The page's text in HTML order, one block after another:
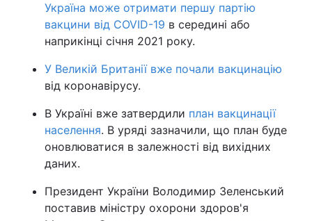
Україна може отримати першу партію
вакцини від COVID-19 в середині або
наприкінці січня 2021 року.
У Великій Британії вже почали вакцинацію
від коронавірусу.
В Україні вже затвердили план вакцинації
населення. В уряді зазначили, що план буде
оновлюватися в залежності від вихідних
даних.
Президент України Володимир Зеленський
поставив міністру охорони здоров'я